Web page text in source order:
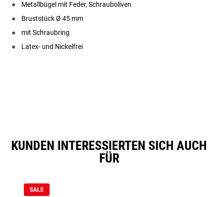
Metallbügel mit Feder, Schrauboliven
Bruststück Ø 45 mm
mit Schraubring
Latex- und Nickelfrei
KUNDEN INTERESSIERTEN SICH AUCH
FÜR
SALE